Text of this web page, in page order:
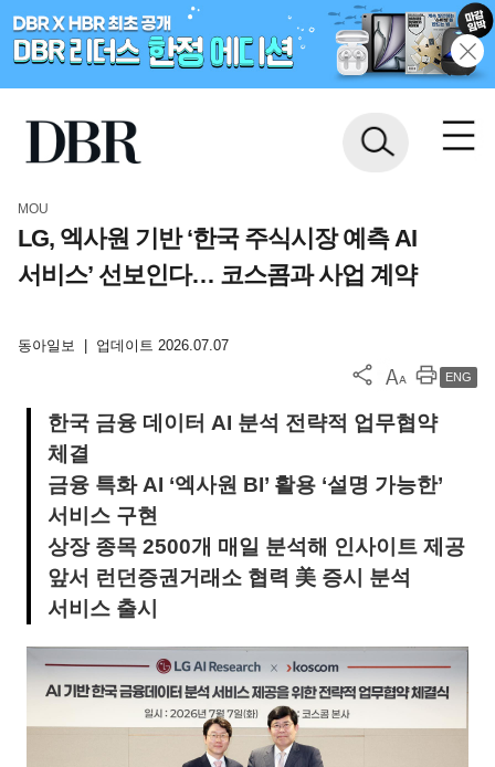
MOU
LG, 엑사원 기반 ‘한국 주식시장 예측 AI
서비스’ 선보인다… 코스콤과 사업 계약
동아일보 업데이트 2026.07.07
ENG
한국 금융 데이터 AI 분석 전략적 업무협약
체결
금융 특화 AI ‘엑사원 BI’ 활용 ‘설명 가능한’
서비스 구현
상장 종목 2500개 매일 분석해 인사이트 제공
앞서 런던증권거래소 협력 美 증시 분석
서비스 출시